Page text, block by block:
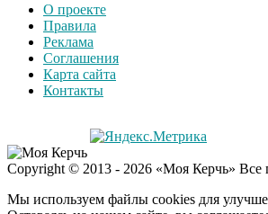
смеяться вы будете
Королева вагона
отожгла! Видео не
оставит равнодушным
Петербурге мальчика
ждут проверки
О проекте
Правила
Реклама
Соглашения
Карта сайта
Контакты
Copyright © 2013 - 2026 «Моя Керчь»
Мы используем файлы cookies для